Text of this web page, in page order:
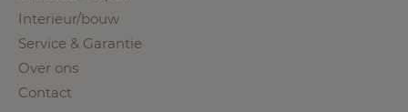
Interieur/bouw
Service & Garantie
Over ons
Contact